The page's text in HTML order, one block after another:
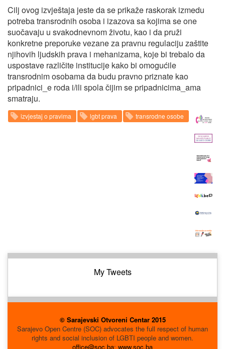
Cilj ovog izvještaja jeste da se prikaže raskorak izmedu
potreba transrodnih osoba i izazova sa kojima se one
suočavaju u svakodnevnom životu, kao i da pruži
konkretne preporuke vezane za pravnu regulaciju zaštite
njihovih ljudskih prava i mehanizama, koje bi trebalo da
uspostave različite institucije kako bi omogućile
transrodnim osobama da budu pravno priznate kao
pripadnici_e roda i/ili spola čijim se pripadnicima_ama
smatraju.
izvjestaj o pravima lgbt prava transrodne osobe
My Tweets
© Sarajevski Otvoreni Centar 2015
Sarajevo Open Centre (SOC) advocates the full respect of human
rights and social inclusion of LGBTI people and women.
office@soc.ba; www.soc.ba